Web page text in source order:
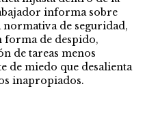
informa sobre
de seguridad,
forma de despido,
de tareas menos
de miedo que desalienta
inapropiados.